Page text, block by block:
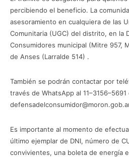
percibiendo el beneficio. La
asesoramiento en cualquiera de las
Comunitaria (UGC) del distrito, en la
Consumidores municipal (Mitre 957,
de Anses (Larralde 514) .
También se podrán contactar por
través de WhatsApp al
Es importante al momento de
último ejemplar de DNI, número de
convivientes, una boleta de energía